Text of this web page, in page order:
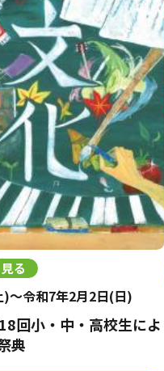
見る
)～令和7年2月2日(日)
回小・中・高校生によ
典